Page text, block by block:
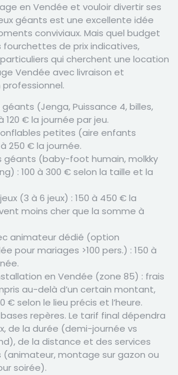
en Vendée et vouloir divertir ses
géants est une excellente idée
conviviaux. Mais quel budget
fourchettes de prix indicatives,
qui cherchent une location
Vendée avec livraison et
géants (Jenga, Puissance 4, billes,
120 € la journée par jeu.
petites (aire enfants
250 € la journée.
géants (baby-foot humain, molkky
: 100 à 300 € selon la taille et la
(3 à 6 jeux) : 150 à 450 € la
moins cher que la somme à
animateur dédié (option
pour mariages >100 pers.) : 150 à
en Vendée (zone 85) : frais
au-delà d’un certain montant,
€ selon le lieu précis et l’heure.
repères. Le tarif final dépendra
de la durée (demi-journée vs
de la distance et des services
montage sur gazon ou
soirée).